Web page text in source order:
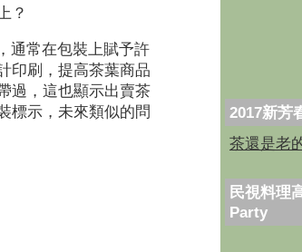
？
通常在包裝上賦予許
印刷，提高茶葉商品
過，這也顯示出賣茶
標示，未來類似的問
2017新芳
茶還是老
民視料理
Party